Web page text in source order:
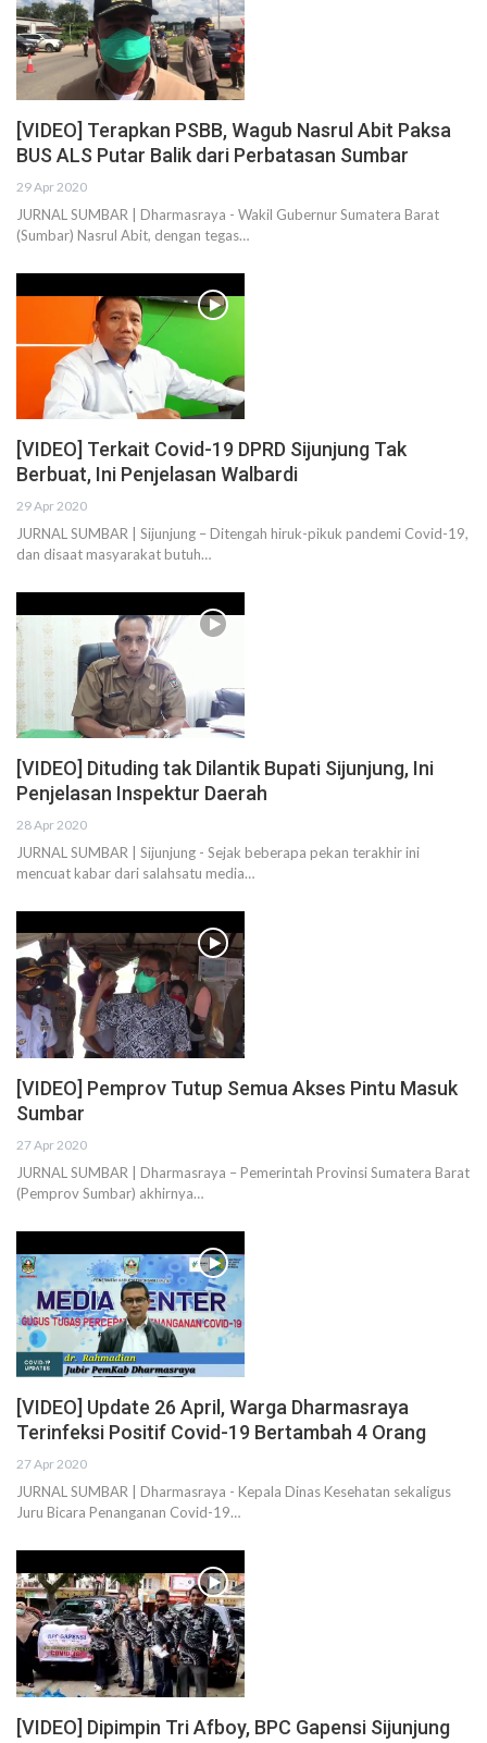
[VIDEO] Terapkan PSBB, Wagub Nasrul Abit Paksa
BUS ALS Putar Balik dari Perbatasan Sumbar
29 Apr 2020
JURNAL SUMBAR | Dharmasraya - Wakil Gubernur Sumatera Barat
(Sumbar) Nasrul Abit, dengan tegas…
[VIDEO] Terkait Covid-19 DPRD Sijunjung Tak
Berbuat, Ini Penjelasan Walbardi
29 Apr 2020
JURNAL SUMBAR | Sijunjung – Ditengah hiruk-pikuk pandemi Covid-19,
dan disaat masyarakat butuh…
[VIDEO] Dituding tak Dilantik Bupati Sijunjung, Ini
Penjelasan Inspektur Daerah
28 Apr 2020
JURNAL SUMBAR | Sijunjung - Sejak beberapa pekan terakhir ini
mencuat kabar dari salahsatu media…
[VIDEO] Pemprov Tutup Semua Akses Pintu Masuk
Sumbar
27 Apr 2020
JURNAL SUMBAR | Dharmasraya – Pemerintah Provinsi Sumatera Barat
(Pemprov Sumbar) akhirnya…
[VIDEO] Update 26 April, Warga Dharmasraya
Terinfeksi Positif Covid-19 Bertambah 4 Orang
27 Apr 2020
JURNAL SUMBAR | Dharmasraya - Kepala Dinas Kesehatan sekaligus
Juru Bicara Penanganan Covid-19…
[VIDEO] Dipimpin Tri Afboy, BPC Gapensi Sijunjung